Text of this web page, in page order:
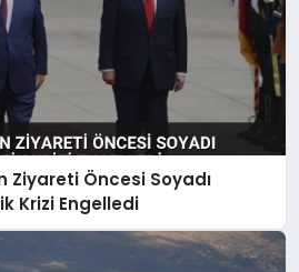
Ziyareti Öncesi Soyadı
Krizi Engelledi